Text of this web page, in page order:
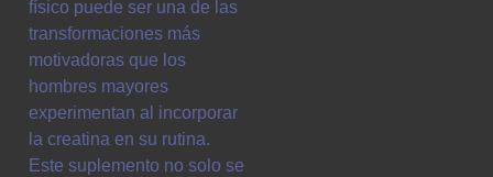
físico puede ser una de las
transformaciones más
motivadoras que los
hombres mayores
experimentan al incorporar
la creatina en su rutina.
Este suplemento no solo se